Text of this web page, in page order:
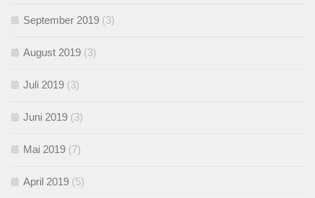
September 2019 (3)
August 2019 (3)
Juli 2019 (3)
Juni 2019 (3)
Mai 2019 (7)
April 2019 (5)